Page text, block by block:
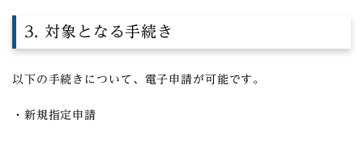
3. 対象となる手続き
以下の手続きについて、電子申請が可能です。
・新規指定申請